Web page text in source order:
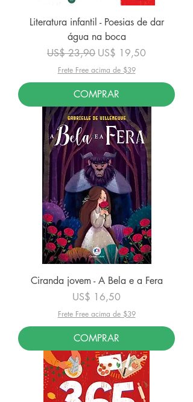
Literatura infantil - Poesias de dar
água na boca
Preço normal
US$ 23,90 Preço promocional
US$ 19,50
Frete Free acima de $39
COMPRAR
Ciranda jovem - A Bela e a Fera
Preço
US$ 16,50
Frete Free acima de $39
COMPRAR